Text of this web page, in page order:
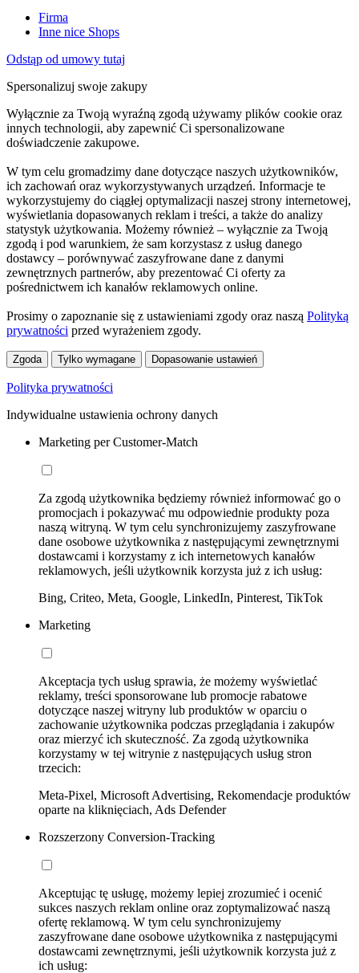
Firma
Inne nice Shops
Odstąp od umowy tutaj
Spersonalizuj swoje zakupy
Wyłącznie za Twoją wyraźną zgodą używamy plików cookie oraz
innych technologii, aby zapewnić Ci spersonalizowane
doświadczenie zakupowe.
W tym celu gromadzimy dane dotyczące naszych użytkowników,
ich zachowań oraz wykorzystywanych urządzeń. Informacje te
wykorzystujemy do ciągłej optymalizacji naszej strony internetowej,
wyświetlania dopasowanych reklam i treści, a także do analizy
statystyk użytkowania. Możemy również – wyłącznie za Twoją
zgodą i pod warunkiem, że sam korzystasz z usług danego
dostawcy – porównywać zaszyfrowane dane z danymi
zewnętrznych partnerów, aby prezentować Ci oferty za
pośrednictwem ich kanałów reklamowych online.
Prosimy o zapoznanie się z ustawieniami zgody oraz naszą Polityką
prywatności przed wyrażeniem zgody.
Zgoda Tylko wymagane Dopasowanie ustawień
Polityka prywatności
Indywidualne ustawienia ochrony danych
Marketing per Customer-Match
Za zgodą użytkownika będziemy również informować go o
promocjach i pokazywać mu odpowiednie produkty poza
naszą witryną. W tym celu synchronizujemy zaszyfrowane
dane osobowe użytkownika z następującymi zewnętrznymi
dostawcami i korzystamy z ich internetowych kanałów
reklamowych, jeśli użytkownik korzysta już z ich usług:
Bing, Criteo, Meta, Google, LinkedIn, Pinterest, TikTok
Marketing
Akceptacja tych usług sprawia, że możemy wyświetlać
reklamy, treści sponsorowane lub promocje rabatowe
dotyczące naszej witryny lub produktów w oparciu o
zachowanie użytkownika podczas przeglądania i zakupów
oraz mierzyć ich skuteczność. Za zgodą użytkownika
korzystamy w tej witrynie z następujących usług stron
trzecich:
Meta-Pixel, Microsoft Advertising, Rekomendacje produktów
oparte na kliknięciach, Ads Defender
Rozszerzony Conversion-Tracking
Akceptując tę usługę, możemy lepiej zrozumieć i ocenić
sukces naszych reklam online oraz zoptymalizować naszą
ofertę reklamową. W tym celu synchronizujemy
zaszyfrowane dane osobowe użytkownika z następującymi
dostawcami zewnętrznymi, jeśli użytkownik korzysta już z
ich usług: